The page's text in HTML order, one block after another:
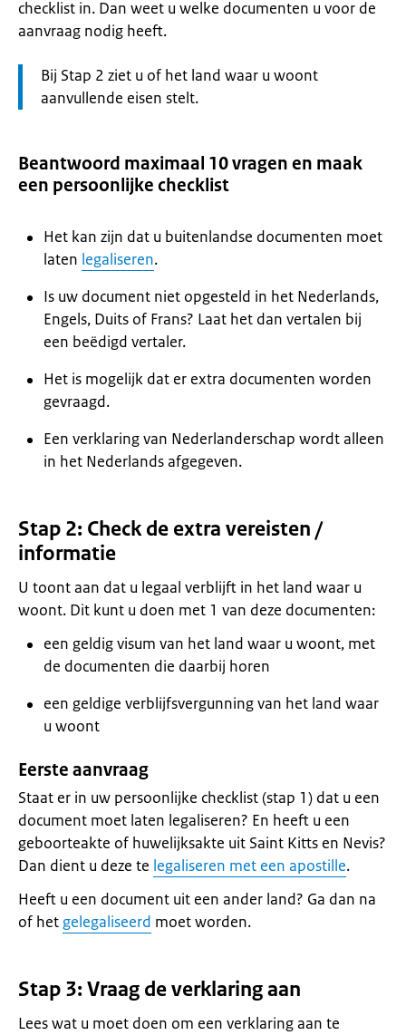
checklist in. Dan weet u welke documenten u voor de
aanvraag nodig heeft.
Let
op:
Bij Stap 2 ziet u of het land waar u woont
aanvullende eisen stelt.
Beantwoord maximaal 10 vragen en maak
een persoonlijke checklist
Het kan zijn dat u buitenlandse documenten moet
laten legaliseren.
Is uw document niet opgesteld in het Nederlands,
Engels, Duits of Frans? Laat het dan vertalen bij
een beëdigd vertaler.
Het is mogelijk dat er extra documenten worden
gevraagd.
Een verklaring van Nederlanderschap wordt alleen
in het Nederlands afgegeven.
Stap 2: Check de extra vereisten /
informatie
U toont aan dat u legaal verblijft in het land waar u
woont. Dit kunt u doen met 1 van deze documenten:
een geldig visum van het land waar u woont, met
de documenten die daarbij horen
een geldige verblijfsvergunning van het land waar
u woontㅤ
Eerste aanvraag
Staat er in uw persoonlijke checklist (stap 1) dat u een
document moet laten legaliseren? En heeft u een
geboorteakte of huwelijksakte uit Saint Kitts en Nevis?
Dan dient u deze te legaliseren met een apostille.
Heeft u een document uit een ander land? Ga dan na
of het gelegaliseerd moet worden.
Stap 3: Vraag de verklaring aan
Lees wat u moet doen om een verklaring aan te